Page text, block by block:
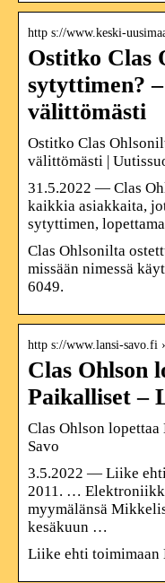
http s://www.keski-
Ostitko Clas
sytyttimen?
välittömästi
Ostitko Clas
välittömästi |
31.5.2022 — Clas
kaikkia asiakkaita,
sytyttimen,
Clas Ohlsonilta
missään nimessä
6049.
http s://www.lansi-savo.fi
Clas Ohlson
Paikalliset –
Clas Ohlson
Savo
3.5.2022 — Liike
2011. …
myymälänsä
kesäkuun …
Liike ehti toimimaan